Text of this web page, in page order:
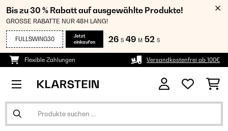
Bis zu 30 % Rabatt auf ausgewählte Produkte!
GROSSE RABATTE NUR 48H LANG!
FULLSWING30
Jetzt
einkaufen
26 S 49 M 52 S
Flexible Zahlungen Versandkostenfrei ab 100€